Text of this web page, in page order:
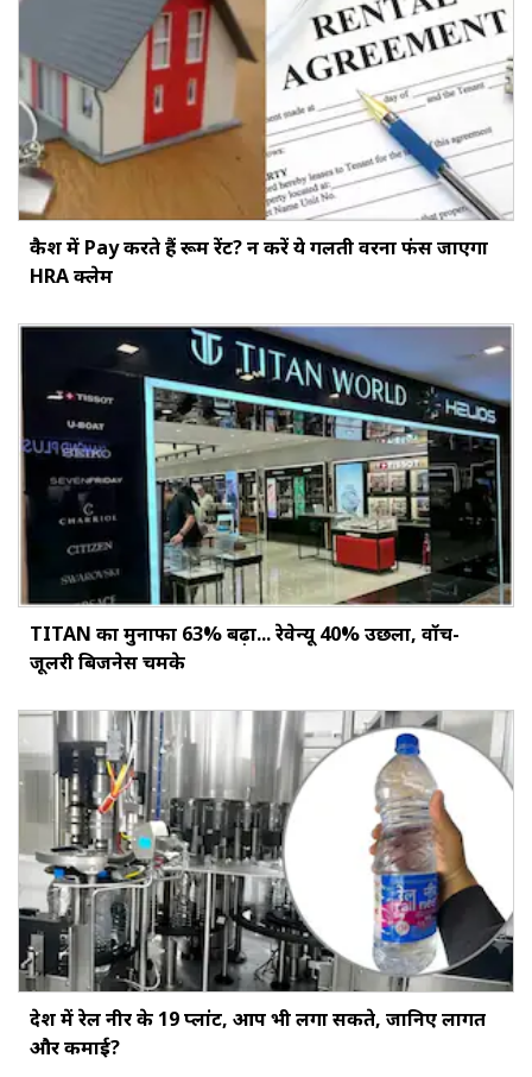
कैश में Pay करते हैं रूम रेंट? न करें ये गलती वरना फंस जाएगा
HRA क्लेम
TITAN का मुनाफा 63% बढ़ा... रेवेन्यू 40% उछला, वॉच-
जूलरी बिजनेस चमके
देश में रेल नीर के 19 प्लांट, आप भी लगा सकते, जानिए लागत
और कमाई?